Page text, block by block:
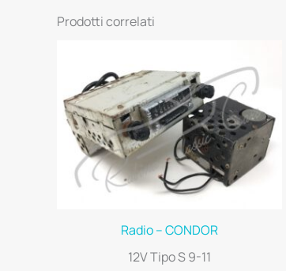
Prodotti correlati
Radio – CONDOR
12V Tipo S 9-11